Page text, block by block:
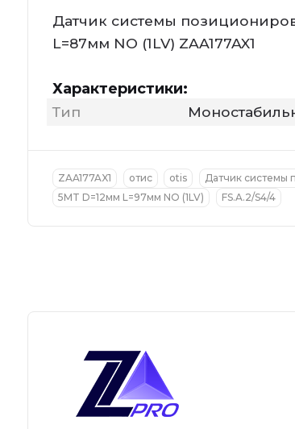
Датчик системы
L=87мм NO (1LV) ZAA177AX1
Характеристики:
Тип
ZAA177AX1 отис otis
Датчик системы
5MT D=12мм L=97мм NO (1LV)
FS.A.2/S4/4